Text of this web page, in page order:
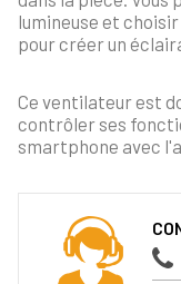
lumineuse et
pour créer un
Ce ventilateur est
contrôler ses
smartphone avec